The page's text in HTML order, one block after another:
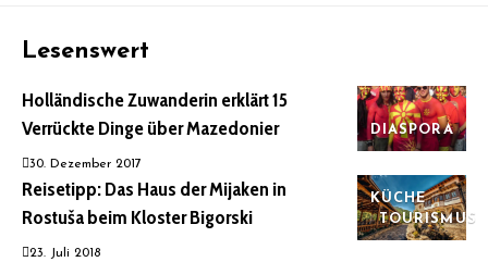
Lesenswert
DIASPORA
Holländische Zuwanderin erklärt 15
Verrückte Dinge über Mazedonier
30. Dezember 2017
KÜCHE
TOURISMUS
Reisetipp: Das Haus der Mijaken in
Rostuša beim Kloster Bigorski
23. Juli 2018